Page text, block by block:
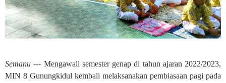
Semanu --- Mengawali semester genap di tahun ajaran 2022/2023,
MIN 8 Gunungkidul kembali melaksanakan pembiasaan pagi pada